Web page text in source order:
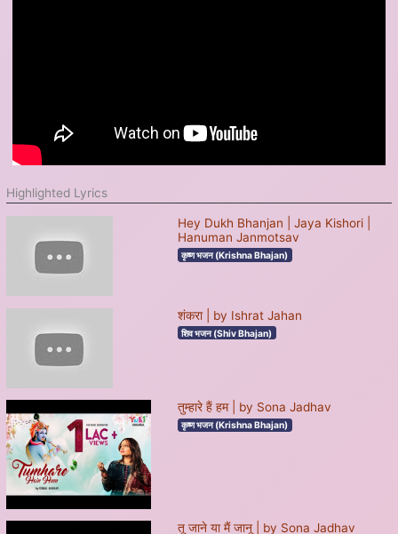
Highlighted Lyrics
Hey Dukh Bhanjan | Jaya Kishori |
Hanuman Janmotsav
कृष्ण भजन (Krishna Bhajan)
शंकरा | by Ishrat Jahan
शिव भजन (Shiv Bhajan)
तुम्हारे हैं हम | by Sona Jadhav
कृष्ण भजन (Krishna Bhajan)
तू जाने या मैं जानू | by Sona Jadhav